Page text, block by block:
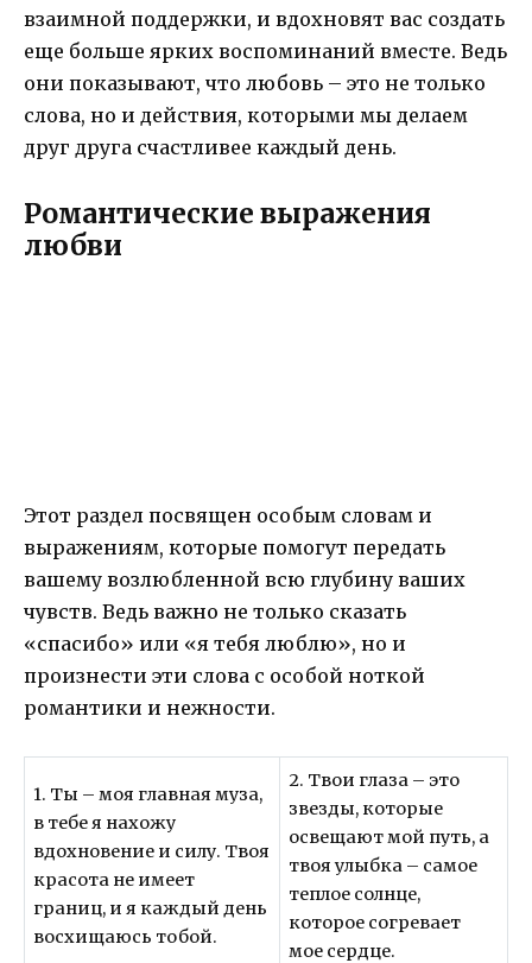
взаимной поддержки, и вдохновят вас создать
еще больше ярких воспоминаний вместе. Ведь
они показывают, что любовь – это не только
слова, но и действия, которыми мы делаем
друг друга счастливее каждый день.
Романтические выражения
любви
Этот раздел посвящен особым словам и
выражениям, которые помогут передать
вашему возлюбленной всю глубину ваших
чувств. Ведь важно не только сказать
«спасибо» или «я тебя люблю», но и
произнести эти слова с особой ноткой
романтики и нежности.
1. Ты – моя главная муза,
в тебе я нахожу
вдохновение и силу. Твоя
красота не имеет
границ, и я каждый день
восхищаюсь тобой.
2. Твои глаза – это
звезды, которые
освещают мой путь, а
твоя улыбка – самое
теплое солнце,
которое согревает
мое сердце.